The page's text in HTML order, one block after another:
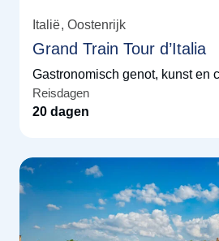
Italië Oostenrijk
Grand Train Tour d’Italia
Gastronomisch genot, kunst en
Reisdagen
20 dagen